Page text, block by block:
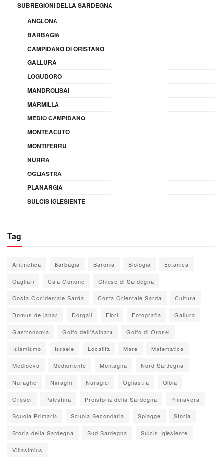
SUBREGIONI DELLA SARDEGNA
ANGLONA
BARBAGIA
CAMPIDANO DI ORISTANO
GALLURA
LOGUDORO
MANDROLISAI
MARMILLA
MEDIO CAMPIDANO
MONTEACUTO
MONTIFERRU
NURRA
OGLIASTRA
PLANARGIA
SULCIS IGLESIENTE
Tag
Aritmetica Barbagia Baronia Biologia Botanica
Cagliari Cala Gonone Chiese di Sardegna
Costa Occidentale Sarda Costa Orientale Sarda Cultura
Domus de janas Dorgali Fiori Fotografia Gallura
Gastronomia Golfo dell'Asinara Golfo di Orosei
Islamismo Israele Località Mare Matematica
Medioevo Medioriente Montagna Nord Sardegna
Nuraghe Nuraghi Nuragici Ogliastra Olbia
Orosei Palestina Preistoria della Sardegna Primavera
Scuola Primaria Scuola Secondaria Spiagge Storia
Storia della Sardegna Sud Sardegna Sulcis Iglesiente
Villasimius